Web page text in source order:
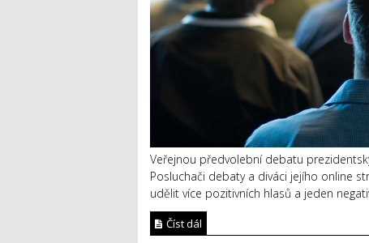
Veřejnou předvolební debatu
Posluchači debaty a diváci jejího online
udělit více pozitivních hlasů a jeden
Číst dál